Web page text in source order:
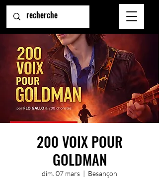
200 VOIX POUR
GOLDMAN
dim. 07 mars
  |
Besançon